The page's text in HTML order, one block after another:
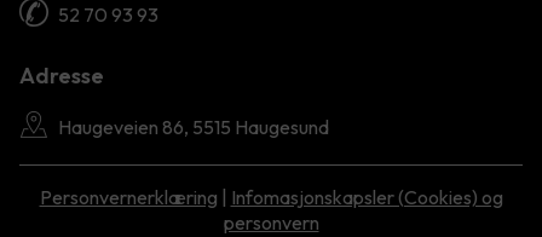
52 70 93 93
Adresse
Haugeveien 86, 5515 Haugesund
Personvernerklæring | Infomasjonskapsler (Cookies) og
personvern